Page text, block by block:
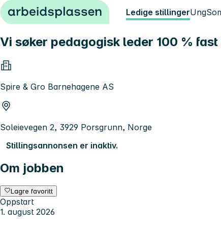
Hopp til innhold Ledige stillingerUng
Vi søker pedagogisk leder 100 %
Spire & Gro Barnehagene AS
Soleievegen 2, 3929 Porsgrunn, Norge
Stillingsannonsen er inaktiv.
Om jobben
Lagre favoritt
Oppstart
1. august 2026